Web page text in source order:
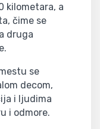
kilometara, a
čime se
druga
se
decom,
i ljudima
i odmore.